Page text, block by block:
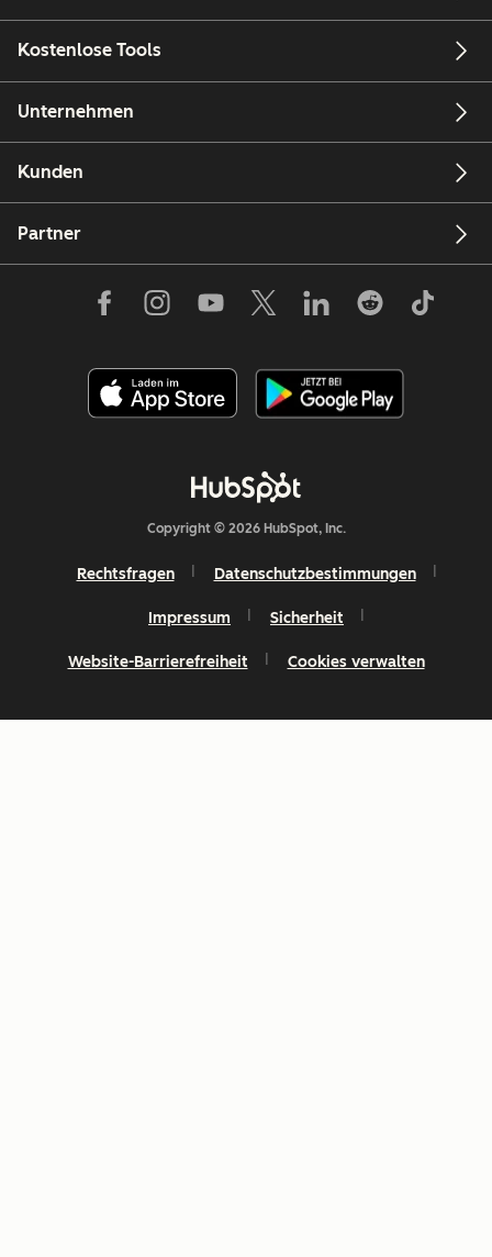
Kostenlose Tools
Unternehmen
Kunden
Partner
Copyright © 2026 HubSpot, Inc.
Rechtsfragen Datenschutzbestimmungen
Impressum Sicherheit
Website-Barrierefreiheit Cookies verwalten